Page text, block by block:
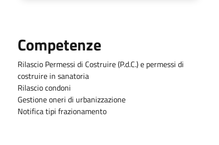
Competenze
Rilascio Permessi di Costruire (P.d.C.) e permessi di
costruire in sanatoria
Rilascio condoni
Gestione oneri di urbanizzazione
Notifica tipi frazionamento